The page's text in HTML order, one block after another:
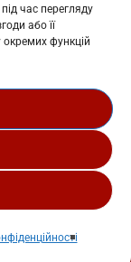
час перегляду
або її
функцій